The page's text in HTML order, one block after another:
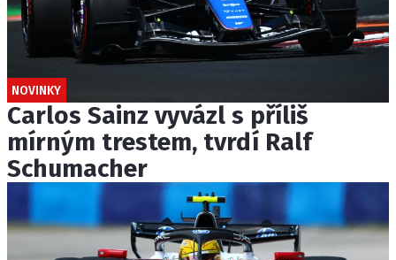
NOVINKY
Carlos Sainz vyvázl s příliš
mírným trestem, tvrdí Ralf
Schumacher